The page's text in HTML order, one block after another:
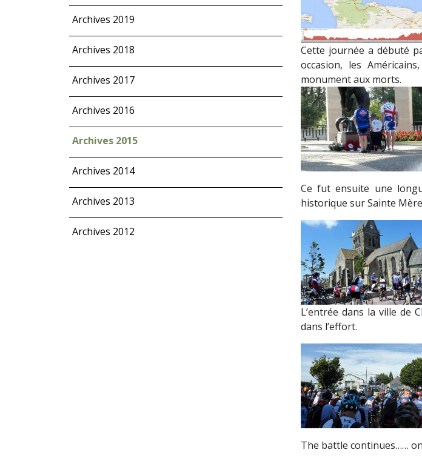
Archives 2019
Archives 2018
Archives 2017
Archives 2016
Archives 2015
Archives 2014
Archives 2013
Archives 2012
Cette journée a débuté
occasion, les
monument aux morts.
Ce fut ensuite une
historique sur Sainte
L’entrée dans la ville de
dans l’effort.
The battle continues……